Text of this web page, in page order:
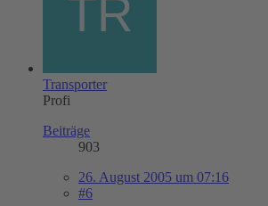
Transporter
Profi
Beiträge
903
26. August 2005 um 07:16
#6